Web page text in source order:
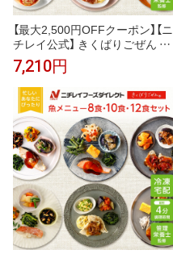
【最大2,500円OFFクーポン】【ニ
チレイ公式】 きくばりごぜん 洋
食 8食セット 冷凍弁当 おかず セ
ット 冷凍 お弁当 冷凍食品 おか
ず お取り寄せ 一人暮らし お惣
菜 冷凍惣菜 宅配弁当 ニチレイ
フーズ 自宅療養 おいしい 美味
しい リモートワーク 在宅勤務
ご飯 介護食
7,210円